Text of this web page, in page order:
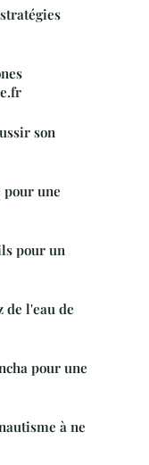
son
pour une
pour un
de l'eau de
pour une
à ne